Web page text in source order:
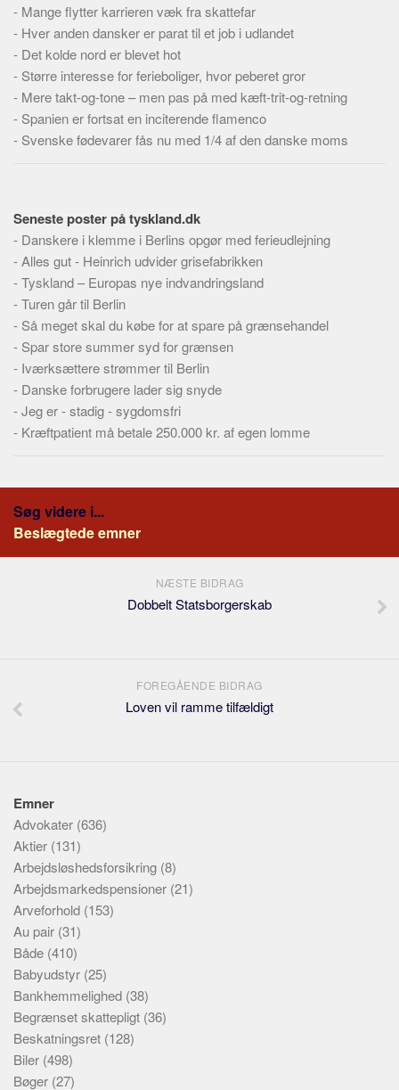
Om
Webstedet
Forhistorien
Redigering
Tekstannoncer
- Mange flytter karrieren væk fra skattefar
- Hver anden dansker er parat til et job i udlandet
- Det kolde nord er blevet hot
- Større interesse for ferieboliger, hvor peberet gror
- Mere takt-og-tone – men pas på med kæft-trit-og-retning
- Spanien er fortsat en inciterende flamenco
- Svenske fødevarer fås nu med 1/4 af den danske moms
Seneste poster på tyskland.dk
- Danskere i klemme i Berlins opgør med ferieudlejning
-Alles gut - Heinrich udvider grisefabrikken
-Tyskland – Europas nye indvandringsland
-Turen går til Berlin
- Så meget skal du købe for at spare på grænsehandel
- Spar store summer syd for grænsen
- Iværksættere strømmer til Berlin
- Danske forbrugere lader sig snyde
-Jeg er - stadig - sygdomsfri
- Kræftpatient må betale 250.000 kr. af egen lomme
Søg videre i...
Beslægtede emner
NÆSTE BIDRAG
Dobbelt Statsborgerskab
FOREGÅENDE BIDRAG
Loven vil ramme tilfældigt
Emner
Advokater (636)
Aktier (131)
Arbejdsløshedsforsikring (8)
Arbejdsmarkedspensioner (21)
Arveforhold (153)
Au pair (31)
Både (410)
Babyudstyr (25)
Bankhemmelighed (38)
Begrænset skattepligt (36)
Beskatningsret (128)
Biler (498)
Bøger (27)